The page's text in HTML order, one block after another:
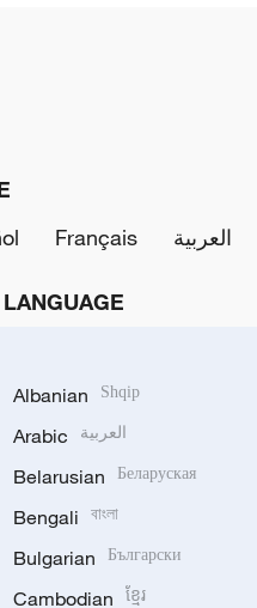
Français العربية
Albanian Shqip
Arabic العربية
Belarusian Беларуская
Bengali বাংলা
Bulgarian Български
Cambodian ខ្មែរ